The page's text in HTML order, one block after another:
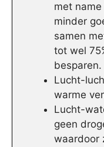
met
minder
samen
tot wel
besparen.
Lucht-
warme
Lucht-
geen
waardoor